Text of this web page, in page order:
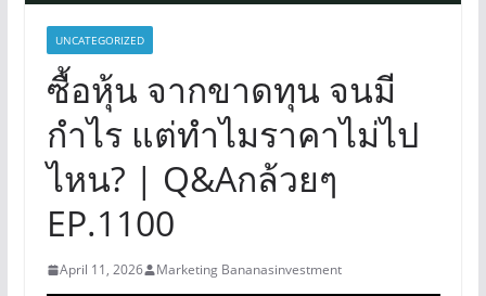
UNCATEGORIZED
ซื้อหุ้น จากขาดทุน จนมี
กำไร แต่ทำไมราคาไม่ไป
ไหน? | Q&Aกล้วยๆ
EP.1100
April 11, 2026 Marketing Bananasinvestment